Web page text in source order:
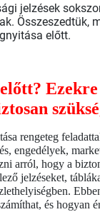
jelzések
Összeszedtük,
előtt.
Ezekre
rengeteg
engedélyek,
arról, hogy a
jelzéseket,
és hogyan